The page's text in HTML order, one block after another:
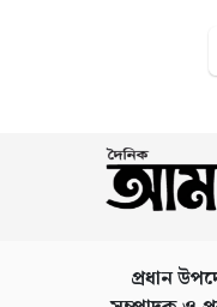
জেলার তাইর
নাবাতিয়েহের হাব্বৌশ
বিমান হামলায় এক
হামলায় একজন নিহত
এক নারী ও তার ছেলে
প্রধান